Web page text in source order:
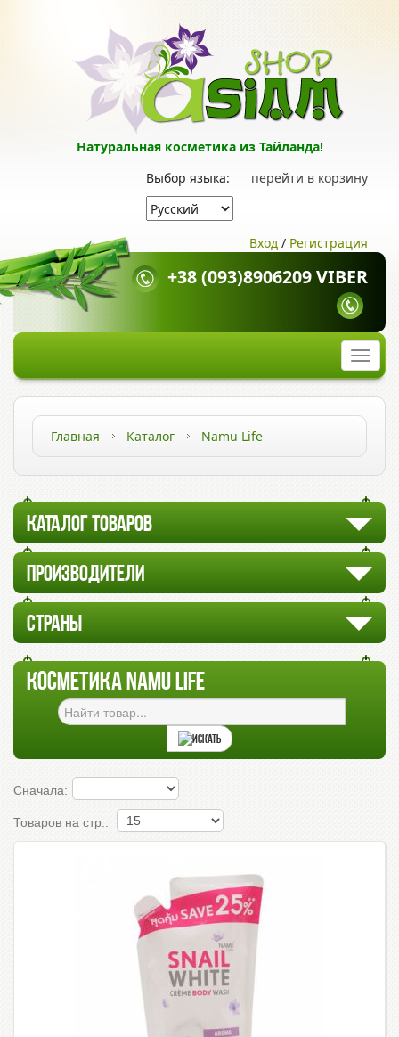
Натуральная косметика из Тайланда!
перейти в корзину
Выбор языка:
Вход / Регистрация
+38 (093)8906209 VIBER
Главная Каталог Namu Life
КАТАЛОГ ТОВАРОВ
ПРОИЗВОДИТЕЛИ
СТРАНЫ
КОСМЕТИКА NAMU LIFE
Сначала:
Товаров на стр.: